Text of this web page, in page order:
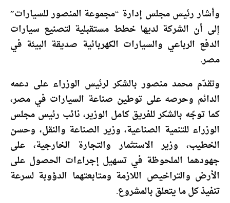
وأشار رئيس مجلس إدارة “مجموعة المنصور للسيارات”
إلى أن الشركة لديها خطط مستقبلية لتصنيع سيارات
الدفع الرباعي والسيارات الكهربائية صديقة البيئة في
مصر.
وتقدّم محمد منصور بالشكر لرئيس الوزراء على دعمه
الدائم وحرصه على توطين صناعة السيارات في مصر،
كما توجّه بالشكر للفريق كامل الوزير، نائب رئيس مجلس
الوزراء للتنمية الصناعية، وزير الصناعة والنقل، وحسن
الخطيب، وزير الاستثمار والتجارة الخارجية، على
جهودهما الملحوظة في تسهيل إجراءات الحصول على
الأرض والتراخيص اللازمة ومتابعتهما الدؤوبة لسرعة
تنفيذ كل ما يتعلق بالمشروع.